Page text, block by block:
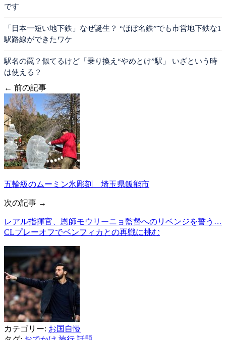
です
「日本一短い地下鉄」なぜ誕生？ “ほぼ名鉄”でも市営地下鉄な1
駅路線ができたワケ
駅名の罠？似てるけど「乗り換え“やめとけ”駅」 いざという時
は使える？
← 前の記事
五輪級のムーミン氷彫刻 埼玉県飯能市
次の記事 →
レアル指揮官、恩師モウリーニョ監督へのリベンジを誓う…
CLプレーオフでベンフィカとの再戦に挑む
カテゴリー: お国自慢